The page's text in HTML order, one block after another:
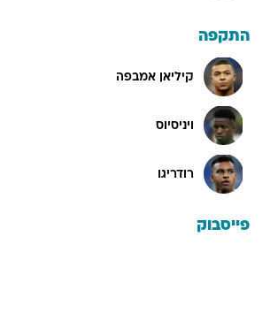
התקפה
קיליאן אמבפה
ויניסיוס
רודריגו
פייסבוק